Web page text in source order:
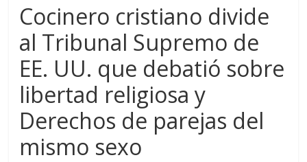
Cocinero cristiano divide
al Tribunal Supremo de
EE. UU. que debatió sobre
libertad religiosa y
Derechos de parejas del
mismo sexo